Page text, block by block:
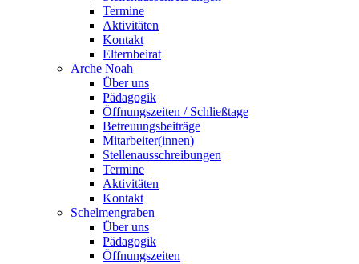
Termine
Aktivitäten
Kontakt
Elternbeirat
Arche Noah
Über uns
Pädagogik
Öffnungszeiten / Schließtage
Betreuungsbeiträge
Mitarbeiter(innen)
Stellenausschreibungen
Termine
Aktivitäten
Kontakt
Schelmengraben
Über uns
Pädagogik
Öffnungszeiten